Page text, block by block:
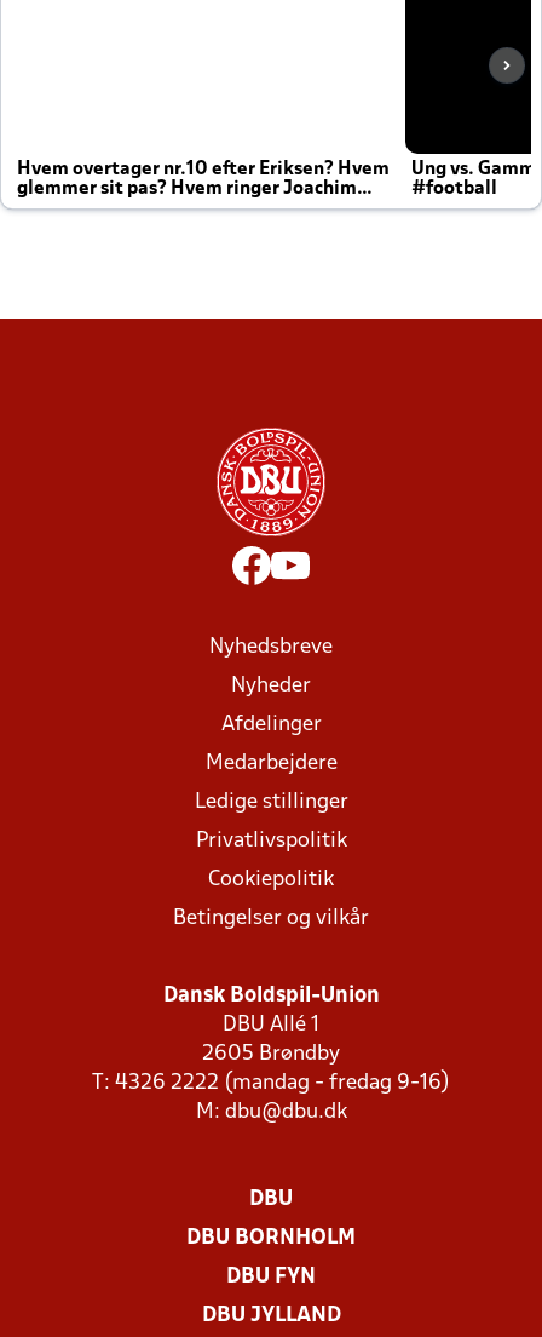
Hvem overtager nr.10 efter Eriksen? Hvem
glemmer sit pas? Hvem ringer Joachim
altid til efter kampe?
Ung vs.
#football
Nyhedsbreve
Nyheder
Afdelinger
Medarbejdere
Ledige stillinger
Privatlivspolitik
Cookiepolitik
Betingelser og vilkår
Dansk Boldspil-Union
DBU Allé 1
2605 Brøndby
T: 4326 2222 (mandag - fredag 9-16)
M: dbu@dbu.dk
DBU
DBU BORNHOLM
DBU FYN
DBU JYLLAND